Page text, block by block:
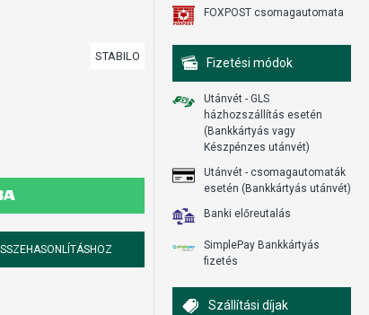
STABILO
FOXPOST csomagautomata
Fizetési módok
Utánvét - GLS
házhozszállítás esetén
(Bankkártyás vagy
Készpénzes utánvét)
Utánvét - csomagautomaták
esetén (Bankkártyás utánvét)
Banki előreutalás
SimplePay Bankkártyás
fizetés
Szállítási díjak